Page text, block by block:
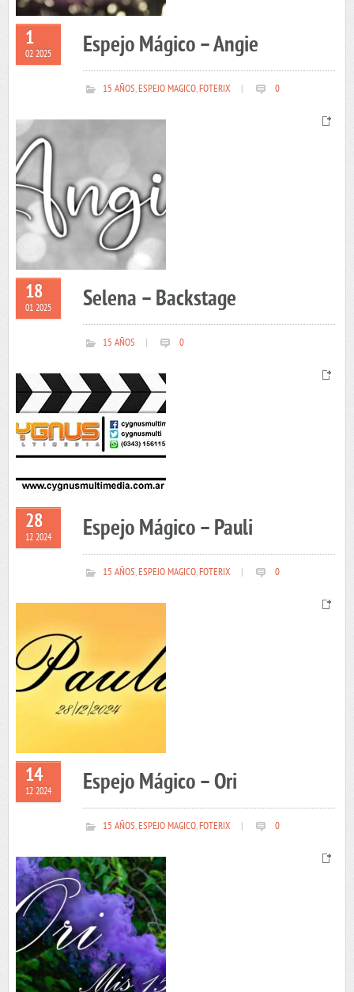
1
02 2025 Espejo Mágico – Angie
15 AÑOS,ESPEJO MAGICO,FOTERIX 0
18
01 2025 Selena – Backstage
15 AÑOS 0
28
12 2024 Espejo Mágico – Pauli
15 AÑOS,ESPEJO MAGICO,FOTERIX 0
14
12 2024 Espejo Mágico – Ori
15 AÑOS,ESPEJO MAGICO,FOTERIX 0